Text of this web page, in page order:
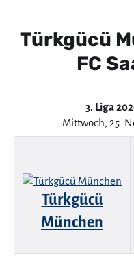
Türkgücü
FC
3. Liga
Mittwoch, 25.
Türkgücü
München